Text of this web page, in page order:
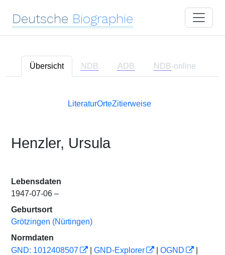
Deutsche Biographie
Übersicht NDB ADB NDB-online
LiteraturOrteZitierweise
Henzler, Ursula
Lebensdaten
1947-07-06 –
Geburtsort
Grötzingen (Nürtingen)
Normdaten
GND: 1012408507
GND-Explorer OGND